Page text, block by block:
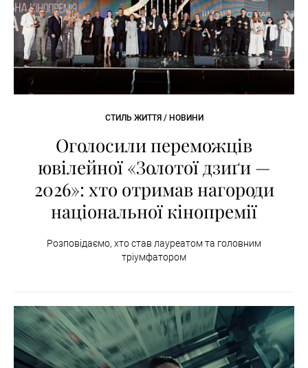
СТИЛЬ ЖИТТЯ / НОВИНИ
Оголосили переможців
ювілейної «Золотої дзиґи —
2026»: хто отримав нагороди
національної кінопремії
Розповідаємо, хто став лауреатом та головним
тріумфатором